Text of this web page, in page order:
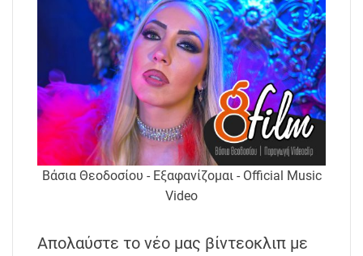
Βάσια Θεοδοσίου - Εξαφανίζομαι - Official Music
Video
Απολαύστε το νέο μας βίντεοκλιπ με